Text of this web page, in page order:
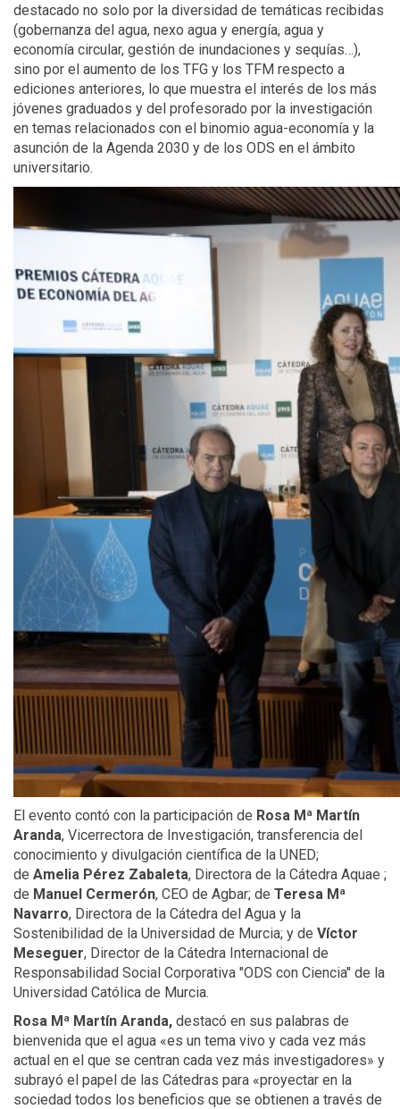
destacado no solo por la diversidad de temáticas recibidas
(gobernanza del agua, nexo agua y energía, agua y
economía circular, gestión de inundaciones y sequías…),
sino por el aumento de los TFG y los TFM respecto a
ediciones anteriores, lo que muestra el interés de los más
jóvenes graduados y del profesorado por la investigación
en temas relacionados con el binomio agua-economía y la
asunción de la Agenda 2030 y de los ODS en el ámbito
universitario.
El evento contó con la participación de Rosa Mª Martín
Aranda, Vicerrectora de Investigación, transferencia del
conocimiento y divulgación científica de la UNED;
de Amelia Pérez Zabaleta, Directora de la Cátedra Aquae ;
de Manuel Cermerón, CEO de Agbar; de Teresa Mª
Navarro, Directora de la Cátedra del Agua y la
Sostenibilidad de la Universidad de Murcia; y de Víctor
Meseguer, Director de la Cátedra Internacional de
Responsabilidad Social Corporativa "ODS con Ciencia" de la
Universidad Católica de Murcia.
Rosa Mª Martín Aranda, destacó en sus palabras de
bienvenida que el agua «es un tema vivo y cada vez más
actual en el que se centran cada vez más investigadores» y
subrayó el papel de las Cátedras para «proyectar en la
sociedad todos los beneficios que se obtienen a través de